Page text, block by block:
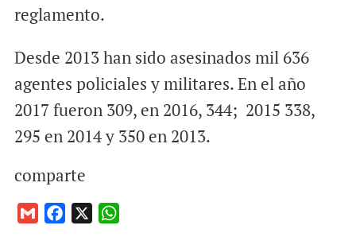
reglamento.
Desde 2013 han sido asesinados mil 636
agentes policiales y militares. En el año
2017 fueron 309, en 2016, 344; 2015 338,
295 en 2014 y 350 en 2013.
comparte